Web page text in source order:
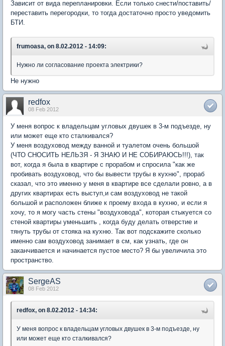
Зависит от вида перепланировки. Если только снести/поставить/
переставить перегородки, то тогда достаточно просто уведомить
БТИ.
frumoasa, on 8.02.2012 - 14:09:
Нужно ли согласование проекта электрики?
Не нужно
redfox
08 Feb 2012
У меня вопрос к владельцам угловых двушек в 3-м подъезде, ну
или может еще кто сталкивался?
У меня воздуховод между ванной и туалетом очень большой
(ЧТО СНОСИТЬ НЕЛЬЗЯ - Я ЗНАЮ И НЕ СОБИРАЮСЬ!!!), так
вот, когда я была в квартире с прорабом и спросила "как же
пробивать воздуховод, что бы вывести трубы в кухню", прораб
сказал, что это именно у меня в квартире все сделали ровно, а в
других квартирах есть выступ,и сам воздуховод не такой
большой и расположен ближе к проему входа в кухню, и если я
хочу, то я могу часть стены "воздуховода", которая стыкуется со
стеной квартиры уменьшить , когда буду делать отверстие и
тянуть трубы от стояка на кухню. Так вот подскажите сколько
именно сам воздуховод занимает в см, как узнать, где он
заканчивается и начинается пустое место? Я бы увеличила это
пространство.
SergeAS
08 Feb 2012
redfox, on 8.02.2012 - 14:34:
У меня вопрос к владельцам угловых двушек в 3-м подъезде, ну
или может еще кто сталкивался?